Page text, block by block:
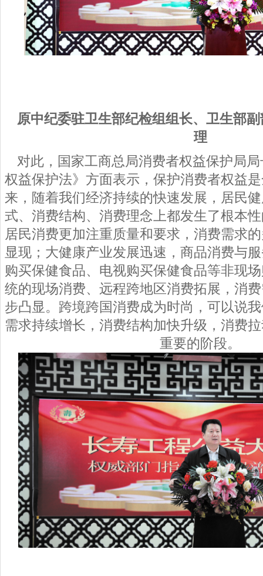
原中纪委驻卫生部纪检组组长、卫生部
理
对此，国家工商总局消费者权益保护局
权益保护法》方面表示，保护消费者权益
来，随着我们经济持续的快速发展，居民
式、消费结构、消费理念上都发生了根本
居民消费更加注重质量和要求，消费需求
显现；大健康产业发展迅速，商品消费与
购买保健食品、电视购买保健食品等非现
统的现场消费、远程跨地区消费拓展，消
步凸显。跨境跨国消费成为时尚，可以说
需求持续增长，消费结构加快升级，消费
重要的阶段。